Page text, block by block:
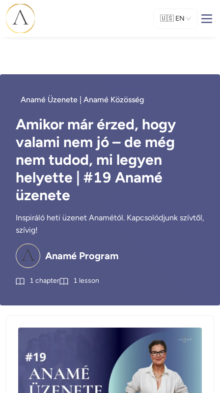
🇺🇸 EN
Anamé Üzenete | Anamé Közösség
Amikor már érzed, hogy
valami nem jó – de még
nem tudod, mi legyen
helyette | #19 Anamé
üzenete
Inspiráló heti üzenet Anamétól. Kapcsolódjunk szívtől,
szívig!
Anamé Program
1 chapter 1 lesson